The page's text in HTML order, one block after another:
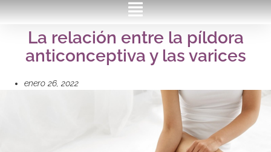
La relación entre la píldora
anticonceptiva y las varices
enero 26, 2022